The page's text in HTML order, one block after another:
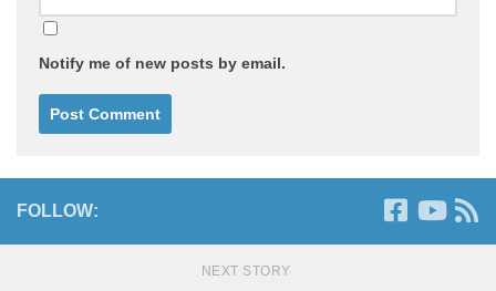
Notify me of new posts by email.
FOLLOW:
NEXT STORY